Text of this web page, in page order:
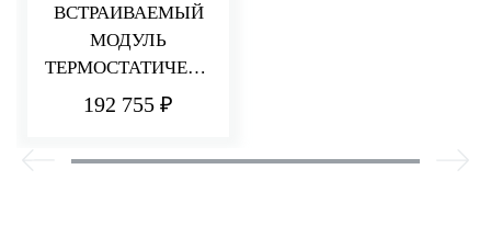
ВСТРАИВАЕМЫЙ
МОДУЛЬ
ТЕРМОСТАТИЧЕСК
ОГО СМЕСИТЕЛЯ
192 755 ₽